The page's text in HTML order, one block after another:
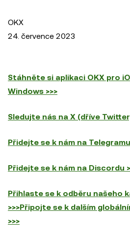
OKX
24. července 2023
Stáhněte si aplikaci OKX pro
Windows >>>
Sledujte nás na X (dříve
Přidejte se k nám na Telegramu
Přidejte se k nám na Discordu
Přihlaste se k odběru našeho
>>>Připojte se k dalším
>>>